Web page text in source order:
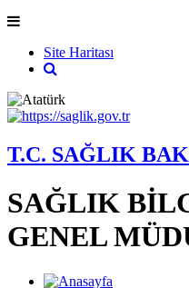
Site Haritası
T.C. SAĞLIK
SAĞLIK
GENEL